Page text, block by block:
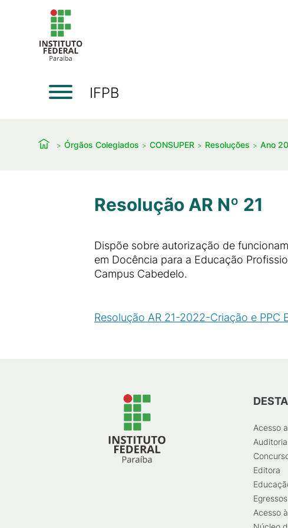
IFPB
Órgãos Colegiados CONSUPER Resoluções Ano
Resolução AR Nº 21
Dispõe sobre autorização de
em Docência para a Educação
Campus Cabedelo.
Resolução AR 21-2022-Criação e
Acesso
Editora
Egressos
Acesso